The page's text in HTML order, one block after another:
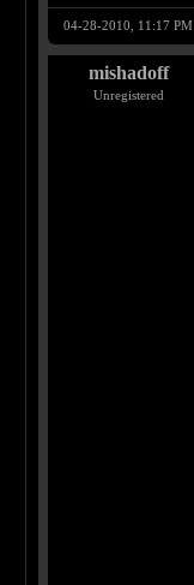
04-28-2010, 11:17 PM
mishadoff
Unregistered